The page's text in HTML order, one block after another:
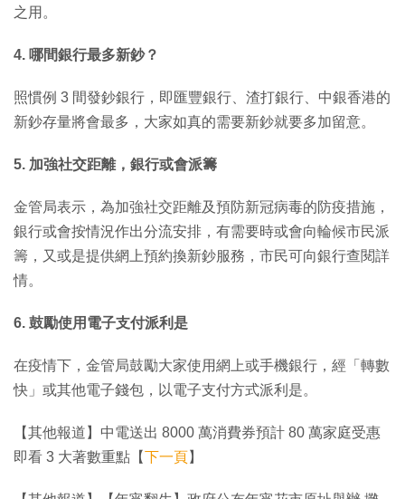
之用。
4. 哪間銀行最多新鈔？
照慣例 3 間發鈔銀行，即匯豐銀行、渣打銀行、中銀香港的
新鈔存量將會最多，大家如真的需要新鈔就要多加留意。
5. 加強社交距離，銀行或會派籌
金管局表示，為加強社交距離及預防新冠病毒的防疫措施，
銀行或會按情況作出分流安排，有需要時或會向輪候市民派
籌，又或是提供網上預約換新鈔服務，市民可向銀行查閱詳
情。
6. 鼓勵使用電子支付派利是
在疫情下，金管局鼓勵大家使用網上或手機銀行，經「轉數
快」或其他電子錢包，以電子支付方式派利是。
【其他報道】中電送出 8000 萬消費券預計 80 萬家庭受惠
即看 3 大著數重點【下一頁】